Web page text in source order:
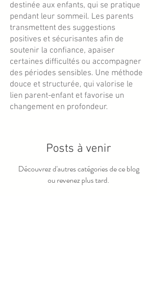
destinée aux enfants, qui se pratique
pendant leur sommeil. Les parents
transmettent des suggestions
positives et sécurisantes afin de
soutenir la confiance, apaiser
certaines difficultés ou accompagner
des périodes sensibles. Une méthode
douce et structurée, qui valorise le
lien parent-enfant et favorise un
changement en profondeur.
Posts à venir
Découvrez d'autres catégories de ce blog
ou revenez plus tard.